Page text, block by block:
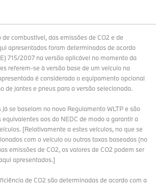
de combustível, das emissões de CO2 e de
apresentados foram determinados de acordo
715/2007 na versão aplicável no momento da
referem-se à versão base de um veículo na
é considerado o equipamento opcional
de jantes e pneus para a versão selecionada.
já se baseiam no novo Regulamento WLTP e são
aos do NEDC de modo a garantir a
[Relativamente a estes veículos, no que se
com o veículo ou outras taxas baseadas (no
emissões de CO2, os valores de CO2 podem ser
apresentados.]
de CO2 são determinadas de acordo com a